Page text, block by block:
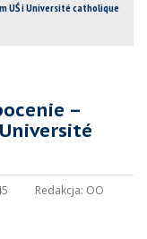
UŚ i Université catholique
–
Redakcja: OO